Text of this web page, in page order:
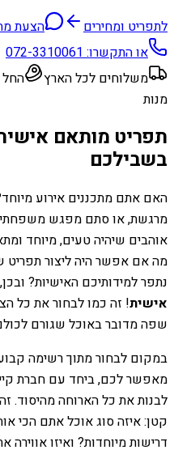
לתפריט ומחירים
הצעת
או התקשרו:072-3310061
משלוחים לכל הארץ
החל מ-50
מנות
תפריט מותאם
בשבילכם
האם אתם מתכננים אירוע
מרגשת, או סתם מפגש
אוהבים שיהיה טעים, מיוחד
מה אם אפשר היה ליצור תפריט
נתפר למידותיכם האישיות?
אישית! זה כמו לבחור את כל
שפה מדובר באוכל שגורם
במקום לבחור מתוך רשימה
מאפשר לכם, ביחד עם חברת
לבנות את כל הארוחה
קטן: איזה סוג אוכל אתם הכי
דרישות מיוחדות? ואיזו